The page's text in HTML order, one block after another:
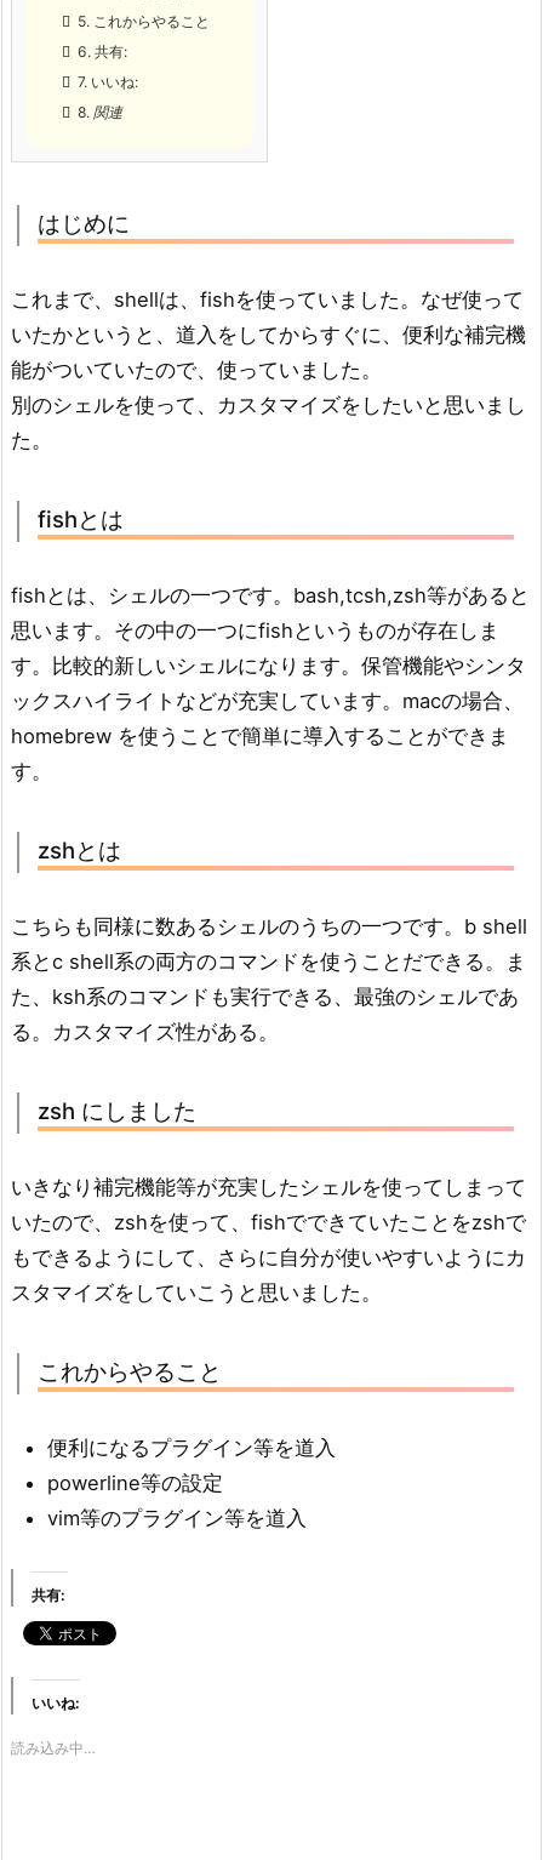
5. これからやること
6. 共有:
7. いいね:
8. 関連
はじめに
これまで、shellは、fishを使っていました。なぜ使って
いたかというと、道入をしてからすぐに、便利な補完機
能がついていたので、使っていました。
別のシェルを使って、カスタマイズをしたいと思いまし
た。
fishとは
fishとは、シェルの一つです。bash,tcsh,zsh等があると
思います。その中の一つにfishというものが存在しま
す。比較的新しいシェルになります。保管機能やシンタ
ックスハイライトなどが充実しています。macの場合、
homebrew を使うことで簡単に導入することができま
す。
zshとは
こちらも同様に数あるシェルのうちの一つです。b shell
系とc shell系の両方のコマンドを使うことだできる。ま
た、ksh系のコマンドも実行できる、最強のシェルであ
る。カスタマイズ性がある。
zsh にしました
いきなり補完機能等が充実したシェルを使ってしまって
いたので、zshを使って、fishでできていたことをzshで
もできるようにして、さらに自分が使いやすいようにカ
スタマイズをしていこうと思いました。
これからやること
便利になるプラグイン等を道入
powerline等の設定
vim等のプラグイン等を道入
共有:
いいね:
読み込み中…